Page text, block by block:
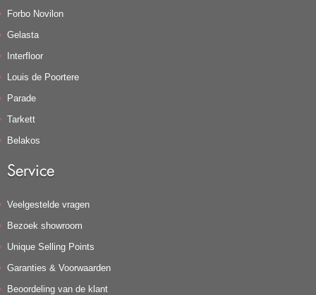
Forbo Novilon
Gelasta
Interfloor
Louis de Poortere
Parade
Tarkett
Belakos
Service
Veelgestelde vragen
Bezoek showroom
Unique Selling Points
Garanties & Voorwaarden
Beoordeling van de klant